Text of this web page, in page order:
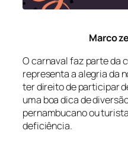
Marco
O carnaval faz parte da
representa a alegria da
ter direito de participar
uma boa dica de
pernambucano ou
deficiência.